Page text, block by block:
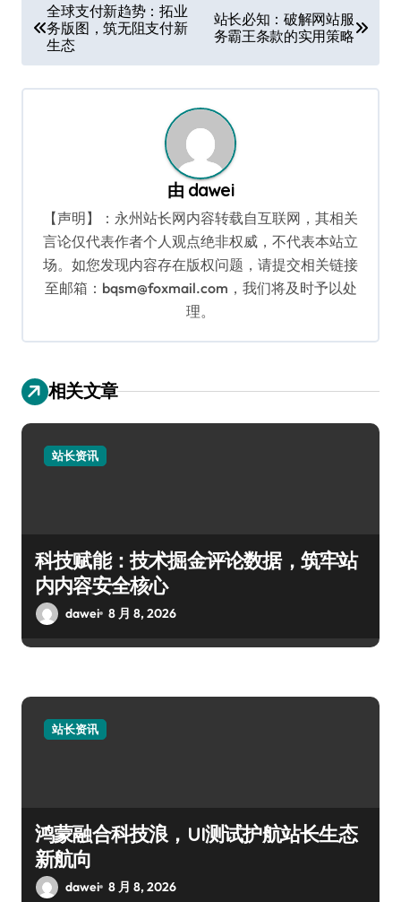
章
导
航
全球支付新趋势：拓业
务版图，筑无阻支付新
生态
站长必知：破解网站服
务霸王条款的实用策略
由 dawei
【声明】：永州站长网内容转载自互联网，其相关
言论仅代表作者个人观点绝非权威，不代表本站立
场。如您发现内容存在版权问题，请提交相关链接
至邮箱：bqsm@foxmail.com，我们将及时予以处
理。
相关文章
站长资讯
科技赋能：技术掘金评论数据，筑牢站
内内容安全核心
dawei 8 月 8, 2026
站长资讯
鸿蒙融合科技浪，UI测试护航站长生态
新航向
dawei 8 月 8, 2026